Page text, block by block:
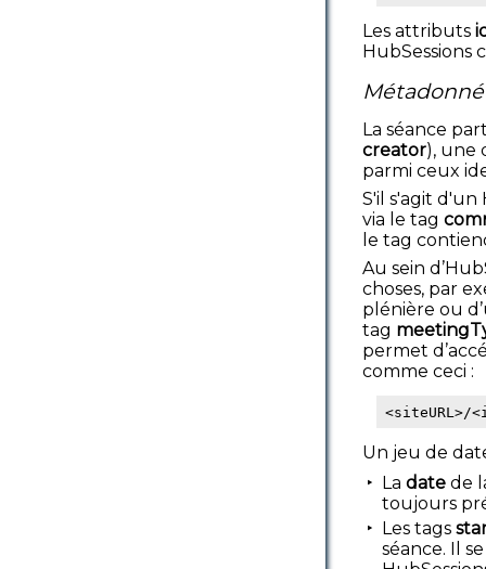
Les attributs
HubSessions
La séance
creator), une
parmi ceux
S'il s'agit d'un
via le tag
le tag
Au sein
choses, par
plénière ou
tag
permet
comme ceci :
<siteURL>/
Un jeu de
La datede
toujours
Les tags
séance. Il